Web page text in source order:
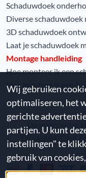
Schaduwdoek
Diverse schaduwdoek
3D schaduwdoek
Laat je schaduwdoek
Montage handleiding
Hoe monteer ik een
Hoe monteer ik een
De waardering
WebwinkelKeur
Wij gebruiken
optimaliseren, het
gerichte
partijen. U kunt
instellingen" te
gebruik van